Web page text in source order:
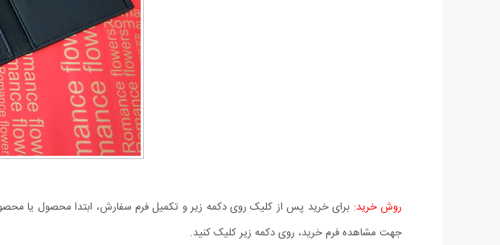
روش خرید: برای خرید پس از کلیک روی دکمه زیر و تکمیل فرم سفارش، ابتدا محصول یا
جهت مشاهده فرم خرید، روی دکمه زیر کلیک کنید.